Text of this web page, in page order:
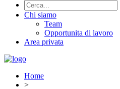
Chi siamo
Team
Opportunita di lavoro
Area privata
Home
>